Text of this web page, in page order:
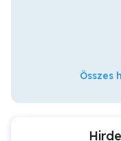
Összes